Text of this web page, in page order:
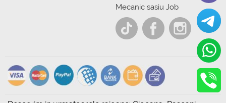
Mecanic sasiu Job